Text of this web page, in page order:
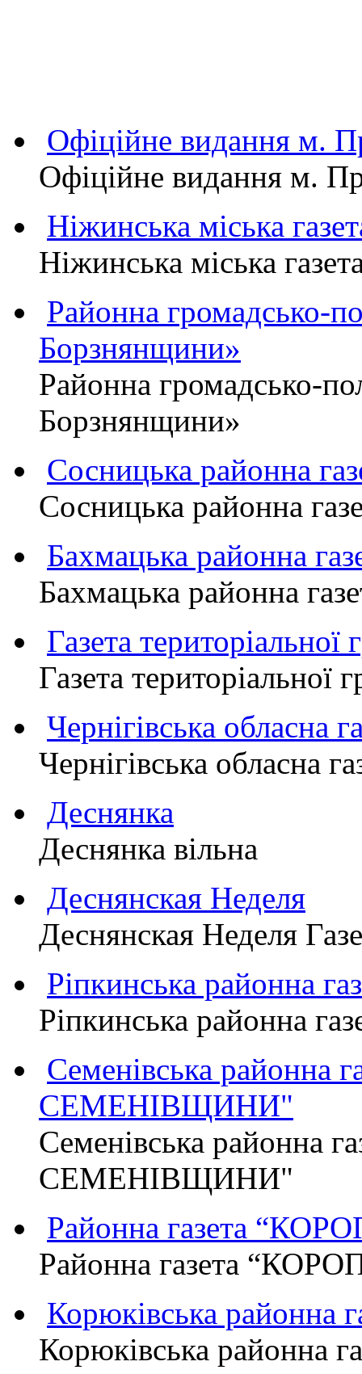
Офіційне видання
Офіційне видання м.
Ніжинська міська
Ніжинська міська
Районна громадсько-
Борзнянщини»
Районна громадсько-
Борзнянщини»
Сосницька районна
Сосницька районна
Бахмацька районна
Бахмацька районна
Газета
Газета
Чернігівська обласна
Чернігівська обласна
Деснянка
Деснянка вільна
Деснянская Неделя
Деснянская Неделя
Ріпкинська районна
Ріпкинська районна
Семенівська районна
СЕМЕНІВЩИНИ"
Семенівська районна
СЕМЕНІВЩИНИ"
Районна газета
Районна газета
Корюківська районна
Корюківська районна